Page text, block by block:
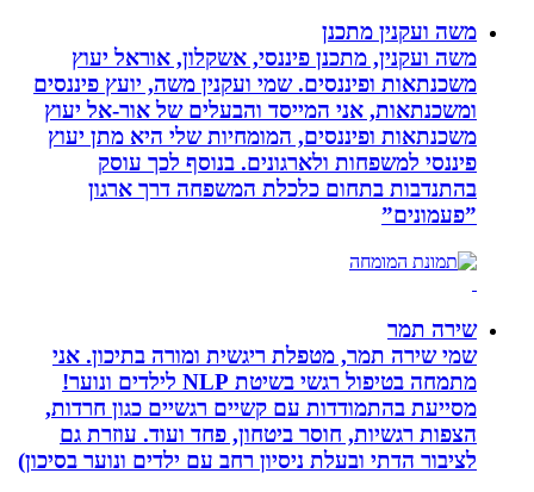
משה ועקנין מתכנן
משה ועקנין, מתכנן פיננסי, אשקלון, אוראל יעוץ
משכנתאות ופיננסים. שמי ועקנין משה, יועץ פיננסים
ומשכנתאות, אני המייסד והבעלים של אור-אל יעוץ
משכנתאות ופיננסים, המומחיות שלי היא מתן יעוץ
פיננסי למשפחות ולארגונים. בנוסף לכך עוסק
בהתנדבות בתחום כלכלת המשפחה דרך ארגון
”פעמונים”
שירה תמר
שמי שירה תמר, מטפלת ריגשית ומורה בתיכון. אני
מתמחה בטיפול רגשי בשיטת NLP לילדים ונוער!
מסייעת בהתמודדות עם קשיים רגשיים כגון חרדות,
הצפות רגשיות, חוסר ביטחון, פחד ועוד. עוזרת גם
לציבור הדתי ובעלת ניסיון רחב עם ילדים ונוער בסיכון)